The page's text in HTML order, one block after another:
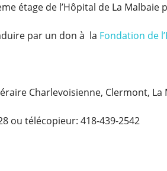
étage de l’Hôpital de La
par un don à la Fondation de
Charlevoisienne, Clermont, La
ou télécopieur: 418-439-2542